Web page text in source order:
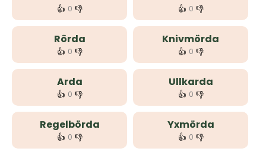
👍 0 👎 👍 0 👎
Rörda
👍 0 👎
Knivmörda
👍 0 👎
Arda
👍 0 👎
Ullkarda
👍 0 👎
Regelbörda
👍 0 👎
Yxmörda
👍 0 👎